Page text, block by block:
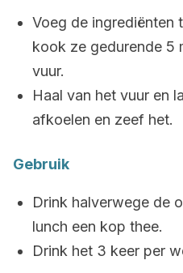
Voeg de ingrediënten
kook ze gedurende 5
vuur.
Haal van het vuur en
afkoelen en zeef het.
Gebruik
Drink halverwege de
lunch een kop thee.
Drink het 3 keer per